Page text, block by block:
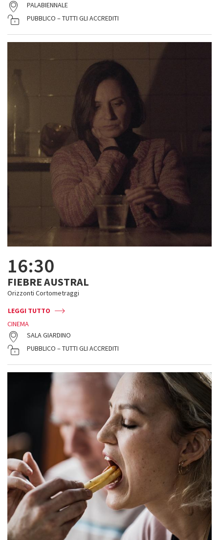
PALABIENNALE
PUBBLICO – TUTTI GLI ACCREDITI
16:30
FIEBRE AUSTRAL
Orizzonti Cortometraggi
LEGGI TUTTO
CINEMA
SALA GIARDINO
PUBBLICO – TUTTI GLI ACCREDITI